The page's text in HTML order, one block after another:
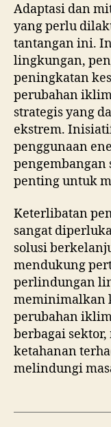
Adaptasi dan
yang perlu
tantangan ini.
lingkungan,
peningkatan
perubahan
strategis yang
ekstrem.
penggunaan
pengembangan
penting untuk
Keterlibatan
sangat
solusi
mendukung
perlindungan
meminimalkan
perubahan
berbagai
ketahanan
melindungi